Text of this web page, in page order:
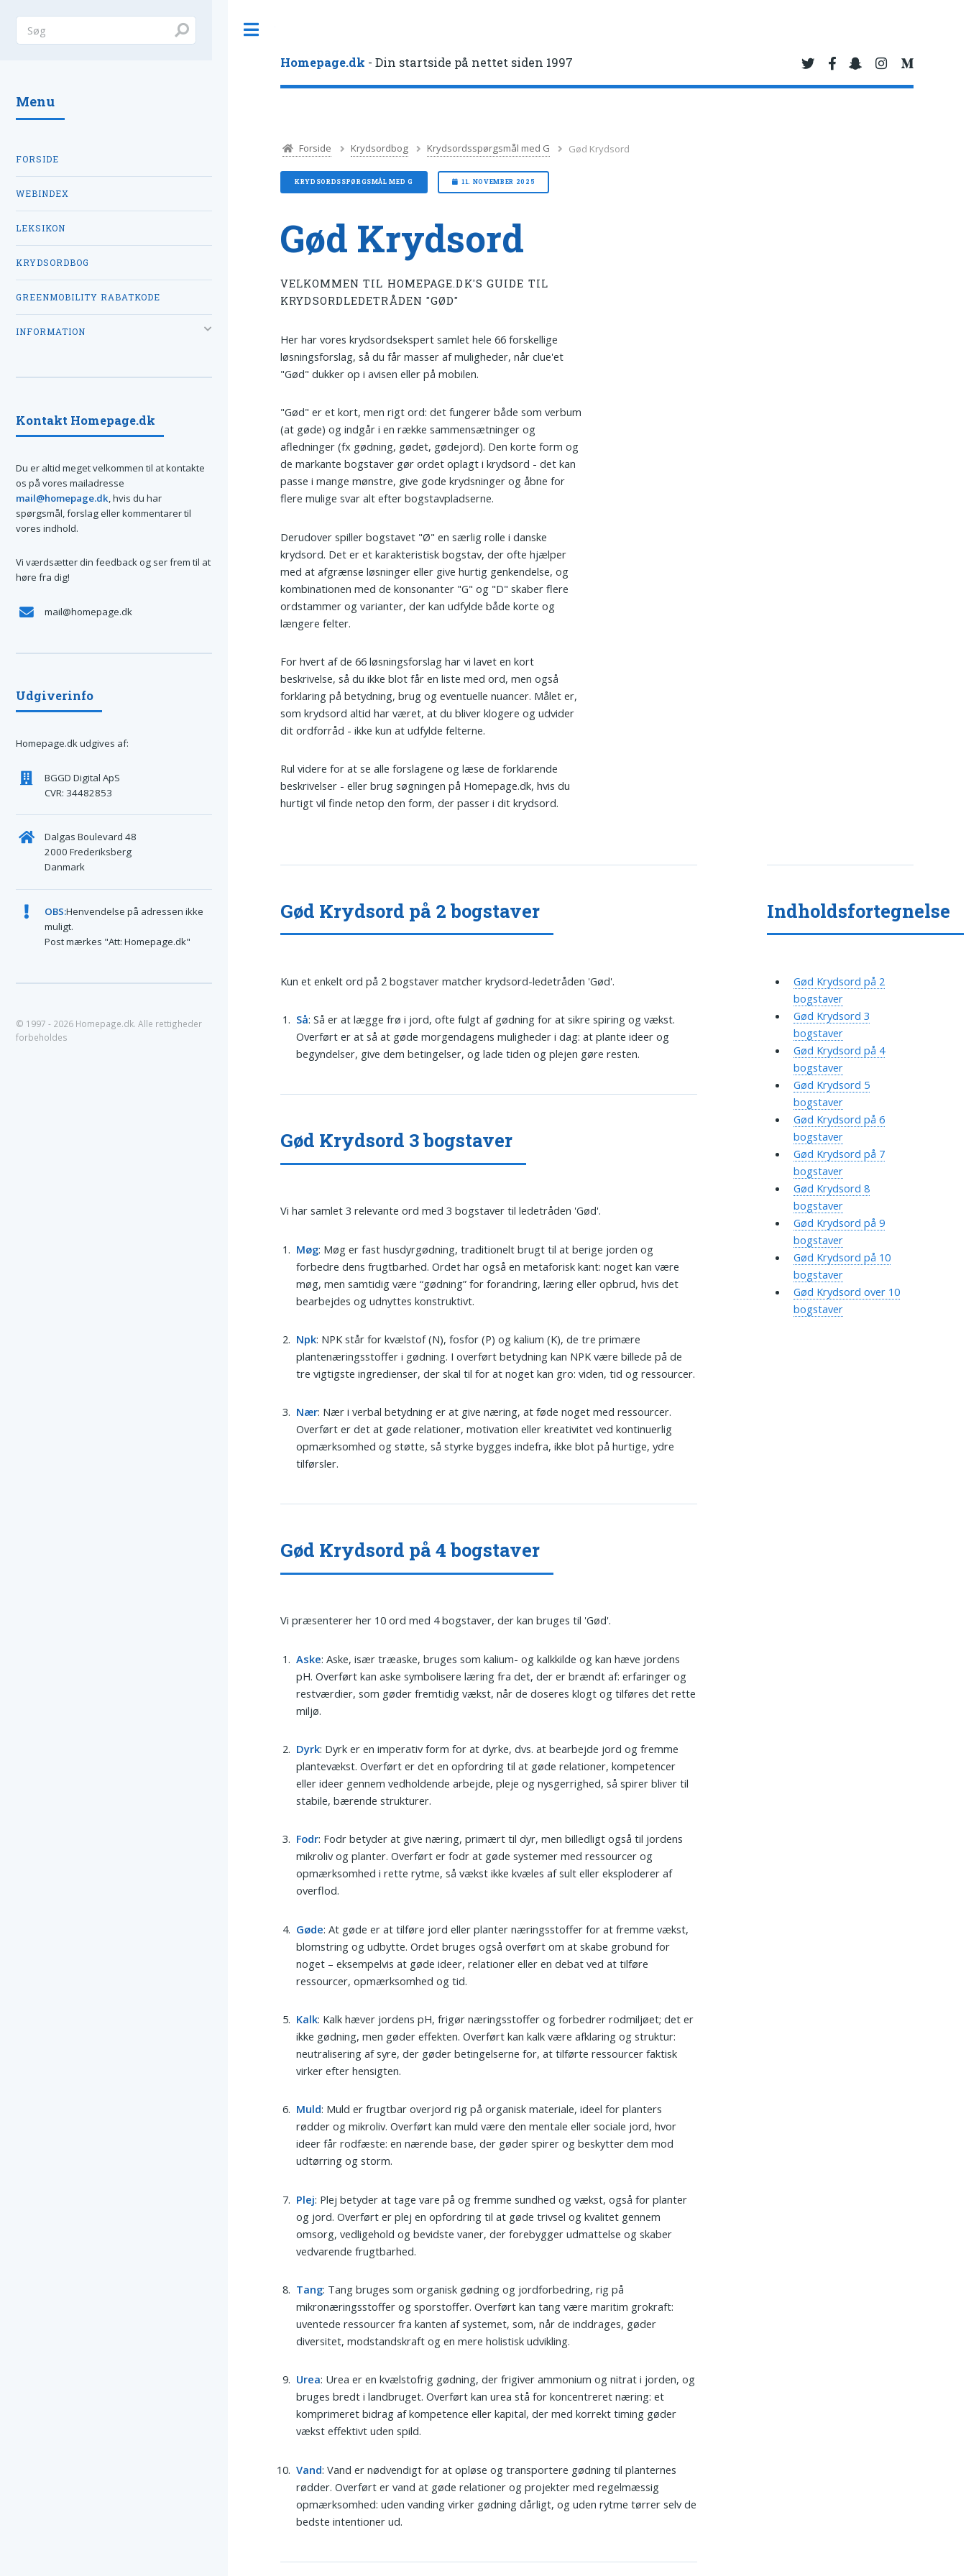
Homepage.dk - Din startside på nettet siden 1997
Forside Krydsordbog Krydsordsspørgsmål med G Gød Krydsord
KRYDSORDSSPØRGSMÅL MED G 11. NOVEMBER 2025
Gød Krydsord
VELKOMMEN TIL HOMEPAGE.DK'S GUIDE TIL
KRYDSORDLEDETRÅDEN "GØD"
Her har vores krydsordsekspert samlet hele 66 forskellige
løsningsforslag, så du får masser af muligheder, når clue'et
"Gød" dukker op i avisen eller på mobilen.
"Gød" er et kort, men rigt ord: det fungerer både som verbum
(at gøde) og indgår i en række sammensætninger og
afledninger (fx gødning, gødet, gødejord). Den korte form og
de markante bogstaver gør ordet oplagt i krydsord - det kan
passe i mange mønstre, give gode krydsninger og åbne for
flere mulige svar alt efter bogstavpladserne.
Derudover spiller bogstavet "Ø" en særlig rolle i danske
krydsord. Det er et karakteristisk bogstav, der ofte hjælper
med at afgrænse løsninger eller give hurtig genkendelse, og
kombinationen med de konsonanter "G" og "D" skaber flere
ordstammer og varianter, der kan udfylde både korte og
længere felter.
For hvert af de 66 løsningsforslag har vi lavet en kort
beskrivelse, så du ikke blot får en liste med ord, men også
forklaring på betydning, brug og eventuelle nuancer. Målet er,
som krydsord altid har været, at du bliver klogere og udvider
dit ordforråd - ikke kun at udfylde felterne.
Rul videre for at se alle forslagene og læse de forklarende
beskrivelser - eller brug søgningen på Homepage.dk, hvis du
hurtigt vil finde netop den form, der passer i dit krydsord.
Gød Krydsord på 2 bogstaver
Kun et enkelt ord på 2 bogstaver matcher krydsord-ledetråden 'Gød'.
Så: Så er at lægge frø i jord, ofte fulgt af gødning for at sikre spiring og vækst.
Overført er at så at gøde morgendagens muligheder i dag: at plante ideer og
begyndelser, give dem betingelser, og lade tiden og plejen gøre resten.
Gød Krydsord 3 bogstaver
Vi har samlet 3 relevante ord med 3 bogstaver til ledetråden 'Gød'.
Møg: Møg er fast husdyrgødning, traditionelt brugt til at berige jorden og
forbedre dens frugtbarhed. Ordet har også en metaforisk kant: noget kan være
møg, men samtidig være “gødning” for forandring, læring eller opbrud, hvis det
bearbejdes og udnyttes konstruktivt.
Npk: NPK står for kvælstof (N), fosfor (P) og kalium (K), de tre primære
plantenæringsstoffer i gødning. I overført betydning kan NPK være billede på de
tre vigtigste ingredienser, der skal til for at noget kan gro: viden, tid og ressourcer.
Nær: Nær i verbal betydning er at give næring, at føde noget med ressourcer.
Overført er det at gøde relationer, motivation eller kreativitet ved kontinuerlig
opmærksomhed og støtte, så styrke bygges indefra, ikke blot på hurtige, ydre
tilførsler.
Gød Krydsord på 4 bogstaver
Vi præsenterer her 10 ord med 4 bogstaver, der kan bruges til 'Gød'.
Aske: Aske, især træaske, bruges som kalium- og kalkkilde og kan hæve jordens
pH. Overført kan aske symbolisere læring fra det, der er brændt af: erfaringer og
restværdier, som gøder fremtidig vækst, når de doseres klogt og tilføres det rette
miljø.
Dyrk: Dyrk er en imperativ form for at dyrke, dvs. at bearbejde jord og fremme
plantevækst. Overført er det en opfordring til at gøde relationer, kompetencer
eller ideer gennem vedholdende arbejde, pleje og nysgerrighed, så spirer bliver til
stabile, bærende strukturer.
Fodr: Fodr betyder at give næring, primært til dyr, men billedligt også til jordens
mikroliv og planter. Overført er fodr at gøde systemer med ressourcer og
opmærksomhed i rette rytme, så vækst ikke kvæles af sult eller eksploderer af
overflod.
Gøde: At gøde er at tilføre jord eller planter næringsstoffer for at fremme vækst,
blomstring og udbytte. Ordet bruges også overført om at skabe grobund for
noget – eksempelvis at gøde ideer, relationer eller en debat ved at tilføre
ressourcer, opmærksomhed og tid.
Kalk: Kalk hæver jordens pH, frigør næringsstoffer og forbedrer rodmiljøet; det er
ikke gødning, men gøder effekten. Overført kan kalk være afklaring og struktur:
neutralisering af syre, der gøder betingelserne for, at tilførte ressourcer faktisk
virker efter hensigten.
Muld: Muld er frugtbar overjord rig på organisk materiale, ideel for planters
rødder og mikroliv. Overført kan muld være den mentale eller sociale jord, hvor
ideer får rodfæste: en nærende base, der gøder spirer og beskytter dem mod
udtørring og storm.
Plej: Plej betyder at tage vare på og fremme sundhed og vækst, også for planter
og jord. Overført er plej en opfordring til at gøde trivsel og kvalitet gennem
omsorg, vedligehold og bevidste vaner, der forebygger udmattelse og skaber
vedvarende frugtbarhed.
Tang: Tang bruges som organisk gødning og jordforbedring, rig på
mikronæringsstoffer og sporstoffer. Overført kan tang være maritim grokraft:
uventede ressourcer fra kanten af systemet, som, når de inddrages, gøder
diversitet, modstandskraft og en mere holistisk udvikling.
Urea: Urea er en kvælstofrig gødning, der frigiver ammonium og nitrat i jorden, og
bruges bredt i landbruget. Overført kan urea stå for koncentreret næring: et
komprimeret bidrag af kompetence eller kapital, der med korrekt timing gøder
vækst effektivt uden spild.
Vand: Vand er nødvendigt for at opløse og transportere gødning til planternes
rødder. Overført er vand at gøde relationer og projekter med regelmæssig
opmærksomhed: uden vanding virker gødning dårligt, og uden rytme tørrer selv de
bedste intentioner ud.
Indholdsfortegnelse
Gød Krydsord på 2
bogstaver
Gød Krydsord 3
bogstaver
Gød Krydsord på 4
bogstaver
Gød Krydsord 5
bogstaver
Gød Krydsord på 6
bogstaver
Gød Krydsord på 7
bogstaver
Gød Krydsord 8
bogstaver
Gød Krydsord på 9
bogstaver
Gød Krydsord på 10
bogstaver
Gød Krydsord over 10
bogstaver
Menu
FORSIDE
WEBINDEX
LEKSIKON
KRYDSORDBOG
GREENMOBILITY RABATKODE
INFORMATION
Kontakt Homepage.dk
Du er altid meget velkommen til at kontakte
os på vores mailadresse
mail@homepage.dk, hvis du har
spørgsmål, forslag eller kommentarer til
vores indhold.
Vi værdsætter din feedback og ser frem til at
høre fra dig!
mail@homepage.dk
Udgiverinfo
Homepage.dk udgives af:
BGGD Digital ApS
CVR: 34482853
Dalgas Boulevard 48
2000 Frederiksberg
Danmark
OBS:Henvendelse på adressen ikke
muligt.
Post mærkes "Att: Homepage.dk"
© 1997 - 2026 Homepage.dk. Alle rettigheder
forbeholdes